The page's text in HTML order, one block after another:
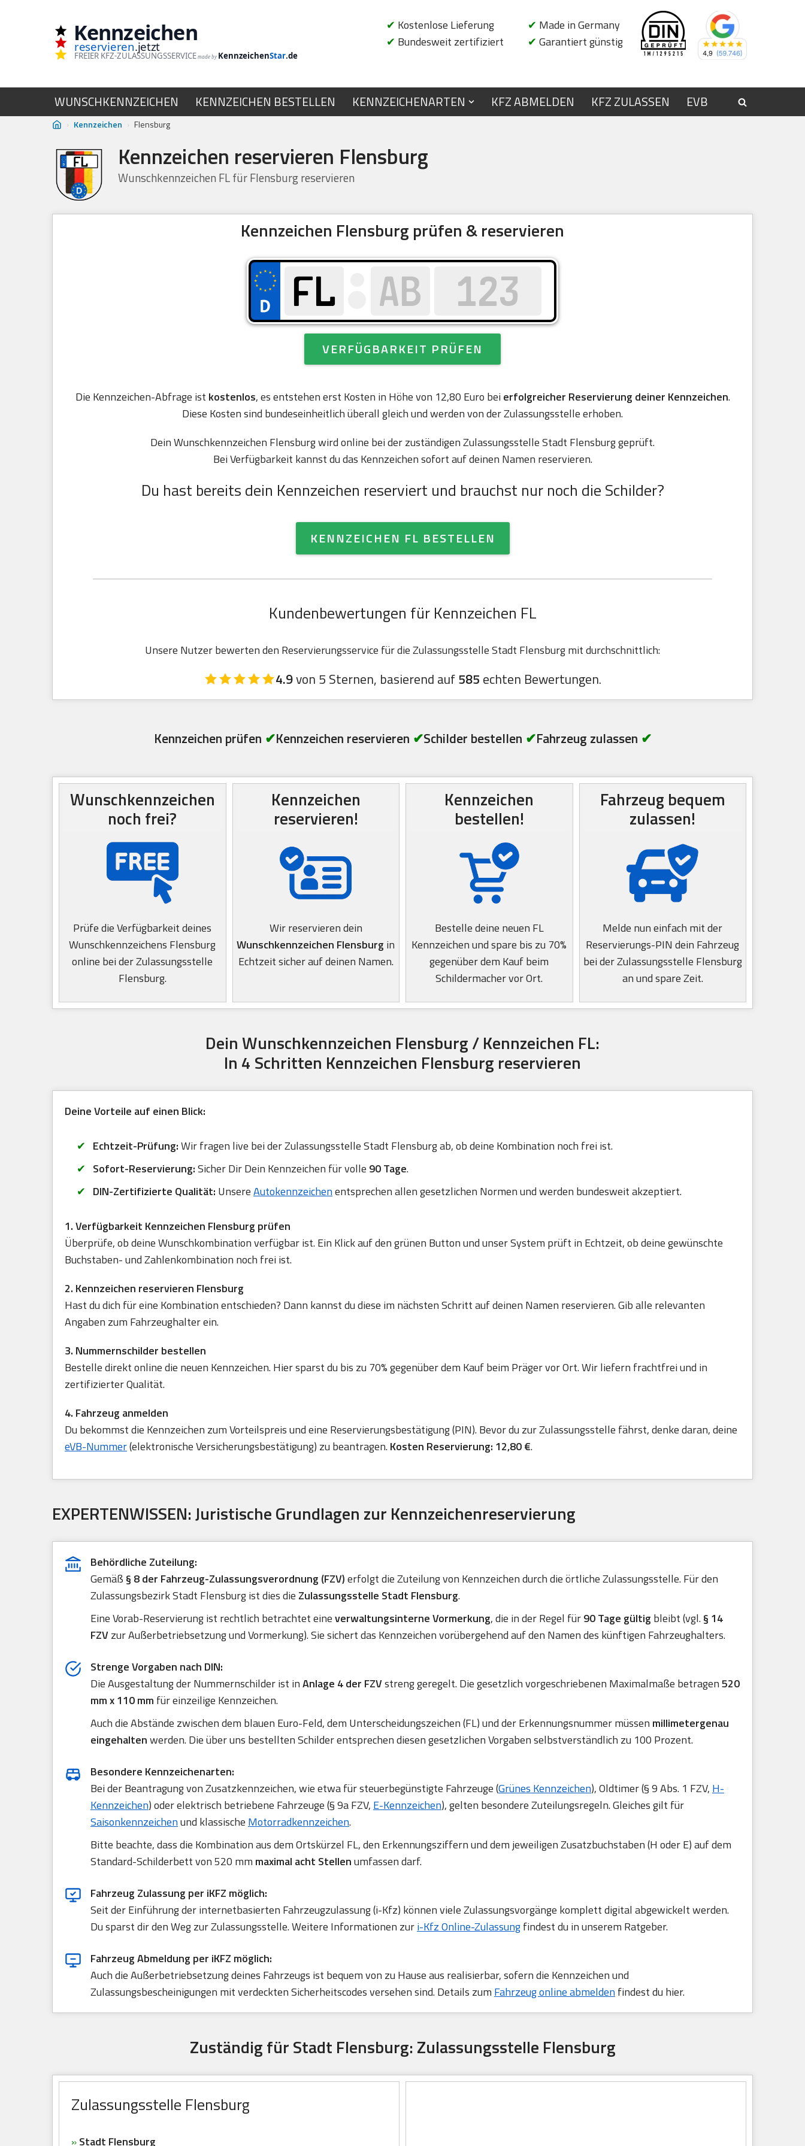
Kennzeichen
reservieren.jetzt
FREIER KFZ-ZULASSUNGSSERVICE made by KennzeichenStar.de
✔ Kostenlose Lieferung
✔ Bundesweit zertifiziert
✔ Made in Germany
✔ Garantiert günstig
WUNSCHKENNZEICHEN KENNZEICHEN BESTELLEN KENNZEICHENARTEN KFZ ABMELDEN KFZ ZULASSEN EVB
› Kennzeichen › Flensburg
Kennzeichen reservieren Flensburg
Wunschkennzeichen FL für Flensburg reservieren
Kennzeichen Flensburg prüfen & reservieren
VERFÜGBARKEIT PRÜFEN
Die Kennzeichen-Abfrage ist kostenlos, es entstehen erst Kosten in Höhe von 12,80 Euro beierfolgreicher Reservierung deiner Kennzeichen.
Diese Kosten sind bundeseinheitlich überall gleich und werden von der Zulassungsstelle erhoben.
Dein Wunschkennzeichen Flensburg wird online bei der zuständigen Zulassungsstelle Stadt Flensburg geprüft.
Bei Verfügbarkeit kannst du das Kennzeichen sofort auf deinen Namen reservieren.
Du hast bereits dein Kennzeichen reserviert und brauchst nur noch die Schilder?
KENNZEICHEN FL BESTELLEN
Kundenbewertungen für Kennzeichen FL
Unsere Nutzer bewerten den Reservierungsservice für die Zulassungsstelle Stadt Flensburg mit durchschnittlich:
4.9von 5 Sternen, basierend auf585 echten Bewertungen.
Kennzeichen prüfen ✔Kennzeichen reservieren ✔Schilder bestellen ✔Fahrzeug zulassen ✔
Wunschkennzeichen
noch frei?
Prüfe die Verfügbarkeit deines
Wunschkennzeichens Flensburg
online bei der Zulassungsstelle
Flensburg.
Kennzeichen
reservieren!
Wir reservieren dein
Wunschkennzeichen Flensburg in
Echtzeit sicher auf deinen Namen.
Kennzeichen
bestellen!
Bestelle deine neuen FL
Kennzeichen und spare bis zu 70%
gegenüber dem Kauf beim
Schildermacher vor Ort.
Fahrzeug bequem
zulassen!
Melde nun einfach mit der
Reservierungs-PIN dein Fahrzeug
bei der Zulassungsstelle Flensburg
an und spare Zeit.
Dein Wunschkennzeichen Flensburg / Kennzeichen FL:
In 4 Schritten Kennzeichen Flensburg reservieren
Deine Vorteile auf einen Blick:
Echtzeit-Prüfung:Wir fragen live bei der Zulassungsstelle Stadt Flensburg ab, ob deine Kombination noch frei ist.
Sofort-Reservierung:Sicher Dir Dein Kennzeichen für volle 90 Tage.
DIN-Zertifizierte Qualität: UnsereAutokennzeichenentsprechen allen gesetzlichen Normen und werden bundesweit akzeptiert.
1. Verfügbarkeit Kennzeichen Flensburg prüfen
Überprüfe, ob deine Wunschkombination verfügbar ist. Ein Klick auf den grünen Button und unser System prüft in Echtzeit, ob deine gewünschte
Buchstaben- und Zahlenkombination noch frei ist.
2. Kennzeichen reservieren Flensburg
Hast du dich für eine Kombination entschieden? Dann kannst du diese im nächsten Schritt auf deinen Namen reservieren. Gib alle relevanten
Angaben zum Fahrzeughalter ein.
3. Nummernschilder bestellen
Bestelle direkt online die neuen Kennzeichen. Hier sparst du bis zu 70% gegenüber dem Kauf beim Präger vor Ort. Wir liefern frachtfrei und in
zertifizierter Qualität.
4. Fahrzeug anmelden
Du bekommst die Kennzeichen zum Vorteilspreis und eine Reservierungsbestätigung (PIN). Bevor du zur Zulassungsstelle fährst, denke daran, deine
eVB-Nummer(elektronische Versicherungsbestätigung) zu beantragen.Kosten Reservierung: 12,80 €.
EXPERTENWISSEN: Juristische Grundlagen zur Kennzeichenreservierung
Behördliche Zuteilung:
Gemäß § 8 der Fahrzeug-Zulassungsverordnung (FZV)erfolgt die Zuteilung von Kennzeichen durch die örtliche Zulassungsstelle. Für den
Zulassungsbezirk Stadt Flensburg ist dies die Zulassungsstelle Stadt Flensburg.
Eine Vorab-Reservierung ist rechtlich betrachtet eineverwaltungsinterne Vormerkung, die in der Regel für90 Tage gültig bleibt (vgl.§ 14
FZVzur Außerbetriebsetzung und Vormerkung). Sie sichert das Kennzeichen vorübergehend auf den Namen des künftigen Fahrzeughalters.
Strenge Vorgaben nach DIN:
Die Ausgestaltung der Nummernschilder ist inAnlage 4 der FZVstreng geregelt. Die gesetzlich vorgeschriebenen Maximalmaße betragen520
mm x 110 mm für einzeilige Kennzeichen.
Auch die Abstände zwischen dem blauen Euro-Feld, dem Unterscheidungszeichen (FL) und der Erkennungsnummer müssen millimetergenau
eingehaltenwerden. Die über uns bestellten Schilder entsprechen diesen gesetzlichen Vorgaben selbstverständlich zu 100 Prozent.
Besondere Kennzeichenarten:
Bei der Beantragung von Zusatzkennzeichen, wie etwa für steuerbegünstigte Fahrzeuge (Grünes Kennzeichen), Oldtimer (§ 9 Abs. 1 FZV, H-
Kennzeichen) oder elektrisch betriebene Fahrzeuge (§ 9a FZV, E-Kennzeichen), gelten besondere Zuteilungsregeln. Gleiches gilt für
Saisonkennzeichenund klassische Motorradkennzeichen.
Bitte beachte, dass die Kombination aus dem Ortskürzel FL, den Erkennungsziffern und dem jeweiligen Zusatzbuchstaben (H oder E) auf dem
Standard-Schilderbett von 520 mm maximal acht Stellenumfassen darf.
Fahrzeug Zulassung per iKFZ möglich:
Seit der Einführung der internetbasierten Fahrzeugzulassung (i-Kfz) können viele Zulassungsvorgänge komplett digital abgewickelt werden.
Du sparst dir den Weg zur Zulassungsstelle. Weitere Informationen zuri-Kfz Online-Zulassungfindest du in unserem Ratgeber.
Fahrzeug Abmeldung per iKFZ möglich:
Auch die Außerbetriebsetzung deines Fahrzeugs ist bequem von zu Hause aus realisierbar, sofern die Kennzeichen und
Zulassungsbescheinigungen mit verdeckten Sicherheitscodes versehen sind. Details zum Fahrzeug online abmeldenfindest du hier.
Zuständig für Stadt Flensburg: Zulassungsstelle Flensburg
Zulassungsstelle Flensburg
»Stadt Flensburg